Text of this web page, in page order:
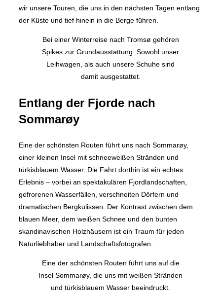
wir unsere Touren, die uns in den nächsten Tagen entlang
der Küste und tief hinein in die Berge führen.
Bei einer Winterreise nach Tromsø gehören
Spikes zur Grundausstattung: Sowohl unser
Leihwagen, als auch unsere Schuhe sind
damit ausgestattet.
Entlang der Fjorde nach
Sommarøy
Eine der schönsten Routen führt uns nach Sommarøy,
einer kleinen Insel mit schneeweißen Stränden und
türkisblauem Wasser. Die Fahrt dorthin ist ein echtes
Erlebnis – vorbei an spektakulären Fjordlandschaften,
gefrorenen Wasserfällen, verschneiten Dörfern und
dramatischen Bergkulissen. Der Kontrast zwischen dem
blauen Meer, dem weißen Schnee und den bunten
skandinavischen Holzhäusern ist ein Traum für jeden
Naturliebhaber und Landschaftsfotografen.
Eine der schönsten Routen führt uns auf die
Insel Sommarøy, die uns mit weißen Stränden
und türkisblauem Wasser beeindruckt.